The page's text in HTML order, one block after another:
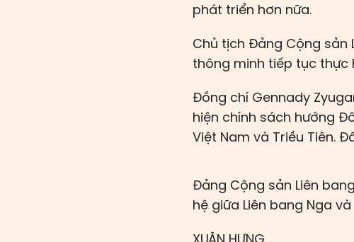
phát triển hơn nữa.
Chủ tịch Đảng Cộng sản
thông minh tiếp tục thực
Đồng chí Gennady
hiện chính sách hướng
Việt Nam và Triều Tiên.
Đảng Cộng sản Liên
hệ giữa Liên bang Nga